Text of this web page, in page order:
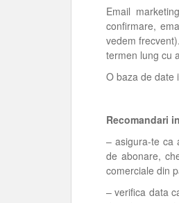
Email
confirmare,
vedem
termen lung cu
O baza de date
Recomandari
– asigura-te ca
de abonare,
comerciale din
– verifica data